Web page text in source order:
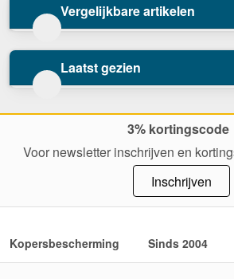
Vergelijkbare artikelen
Laatst gezien
3% kortingscode
Voor newsletter inschrijven en
Inschrijven
Kopersbescherming Sinds 2004